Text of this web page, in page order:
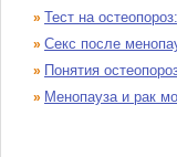
» Тест на
» Секс после
» Понятия
» Менопауза и рак